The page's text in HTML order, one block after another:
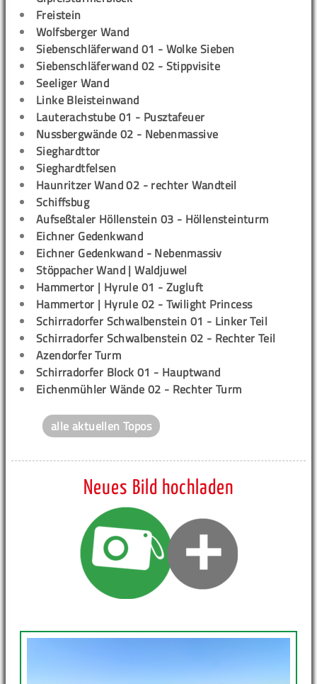
Freistein
Wolfsberger Wand
Siebenschläferwand 01 - Wolke Sieben
Siebenschläferwand 02 - Stippvisite
Seeliger Wand
Linke Bleisteinwand
Lauterachstube 01 - Pusztafeuer
Nussbergwände 02 - Nebenmassive
Sieghardttor
Sieghardtfelsen
Haunritzer Wand 02 - rechter Wandteil
Schiffsbug
Aufseßtaler Höllenstein 03 - Höllensteinturm
Eichner Gedenkwand
Eichner Gedenkwand - Nebenmassiv
Stöppacher Wand | Waldjuwel
Hammertor | Hyrule 01 - Zugluft
Hammertor | Hyrule 02 - Twilight Princess
Schirradorfer Schwalbenstein 01 - Linker Teil
Schirradorfer Schwalbenstein 02 - Rechter Teil
Azendorfer Turm
Schirradorfer Block 01 - Hauptwand
Eichenmühler Wände 02 - Rechter Turm
alle aktuellen Topos
Neues Bild hochladen